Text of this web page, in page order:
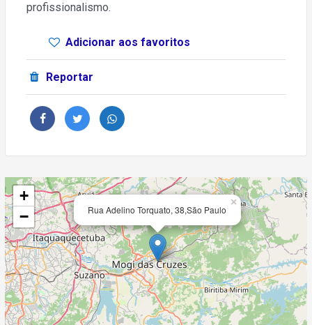
profissionalismo.
Adicionar aos favoritos
Reportar
Rua Adelino Torquato, 38,São Paulo
×
+
−